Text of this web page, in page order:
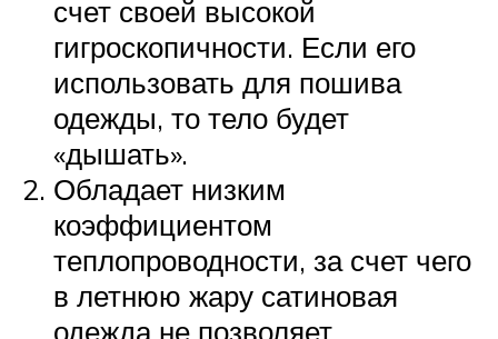
счет своей высокой
гигроскопичности. Если его
использовать для пошива
одежды, то тело будет
«дышать».
Обладает низким
коэффициентом
теплопроводности, за счет чего
в летнюю жару сатиновая
одежда не позволяет